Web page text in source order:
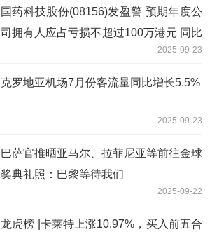
国药科技股份(08156)发盈警 预期年度公
司拥有人应占亏损不超过100万港元 同比
2025-09-23
克罗地亚机场7月份客流量同比增长5.5%
2025-09-23
巴萨官推晒亚马尔、拉菲尼亚等前往金球
奖典礼照：巴黎等待我们
2025-09-22
龙虎榜 |卡莱特上涨10.97%，买入前五合